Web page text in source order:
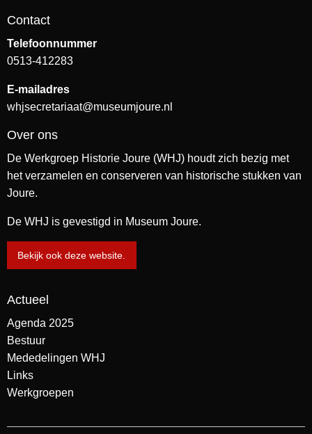
Contact
Telefoonnummer
0513-412283
E-mailadres
whjsecretariaat@museumjoure.nl
Over ons
De Werkgroep Historie Joure (WHJ) houdt zich bezig met
het verzamelen en conserveren van historische stukken van
Joure.
De WHJ is gevestigd in Museum Joure.
Bekijk ook deze website.
Actueel
Agenda 2025
Bestuur
Mededelingen WHJ
Links
Werkgroepen